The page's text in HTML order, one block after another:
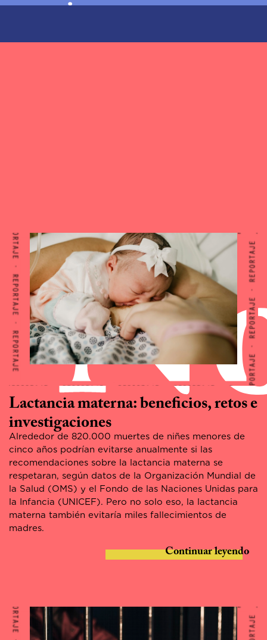
Lactancia materna: beneficios, retos e
investigaciones
Alrededor de 820.000 muertes de niñes menores de
cinco años podrían evitarse anualmente si las
recomendaciones sobre la lactancia materna se
respetaran, según datos de la Organización Mundial de
la Salud (OMS) y el Fondo de las Naciones Unidas para
la Infancia (UNICEF). Pero no solo eso, la lactancia
materna también evitaría miles fallecimientos de
madres.
Continuar leyendo